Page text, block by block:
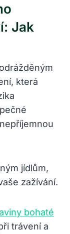
Jak
která
jídlům,
zažívání.
bohaté
trávení a